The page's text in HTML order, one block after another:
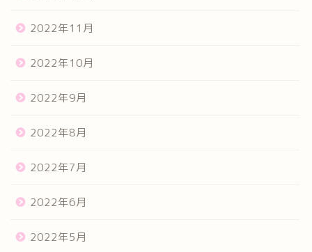
2022年11月
2022年10月
2022年9月
2022年8月
2022年7月
2022年6月
2022年5月